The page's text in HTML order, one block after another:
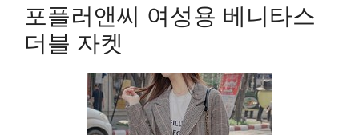
포플러앤씨 여성용 베니타스
더블 자켓